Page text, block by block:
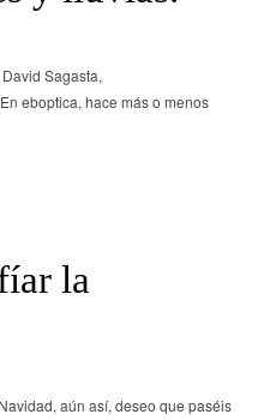
Sagasta,
eboptica, hace más o menos
la
aún así, deseo que paséis